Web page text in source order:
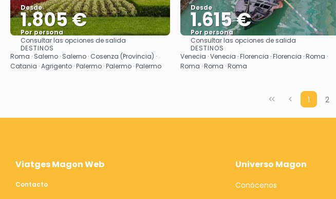
Desde
1.805 €
Por persona
Ver
Consultar las opciones de salida
DESTINOS
Roma · Salerno · Salerno · Cosenza (Provincia) ·
Catania · Agrigento · Palermo · Palermo · Palermo
Desde
1.615 €
Por persona
Ver
Consultar las opciones de salida
DESTINOS
Venecia · Venecia · Florencia · Florencia · Roma ·
Roma · Roma · Roma
1 2
Viatges Magon Web
Contacto
Universo Magon
Conócenos